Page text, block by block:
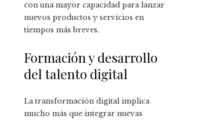
con una mayor capacidad para lanzar
nuevos productos y servicios en
tiempos más breves.
Formación y desarrollo
del talento digital
La transformación digital implica
mucho más que integrar nuevas